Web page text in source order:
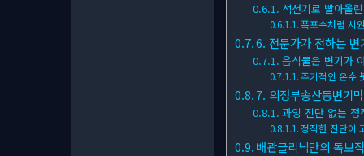
석션기로 빨아올
폭포수처럼 시
6. 전문가가 전하는
음식물은 변기가
주기적인 온수
7. 의정부송산동변기
과잉 진단 없는 정
정직한 진단이
배관클리닉만의 독보